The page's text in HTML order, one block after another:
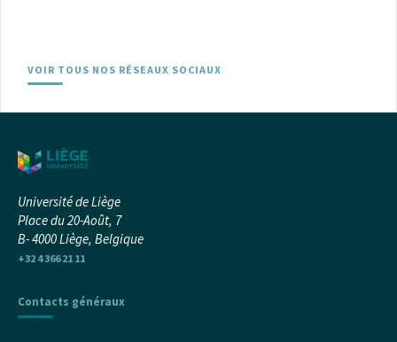
VOIR TOUS NOS RÉSEAUX SOCIAUX
Université de Liège
Place du 20-Août, 7
B- 4000 Liège, Belgique
+32 4 366 21 11
Contacts généraux